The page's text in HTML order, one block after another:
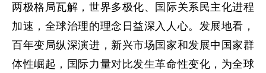
两极格局瓦解，世界多极化、国际关系民主化进程
加速，全球治理的理念日益深入人心。发展地看，
百年变局纵深演进，新兴市场国家和发展中国家群
体性崛起，国际力量对比发生革命性变化，为全球